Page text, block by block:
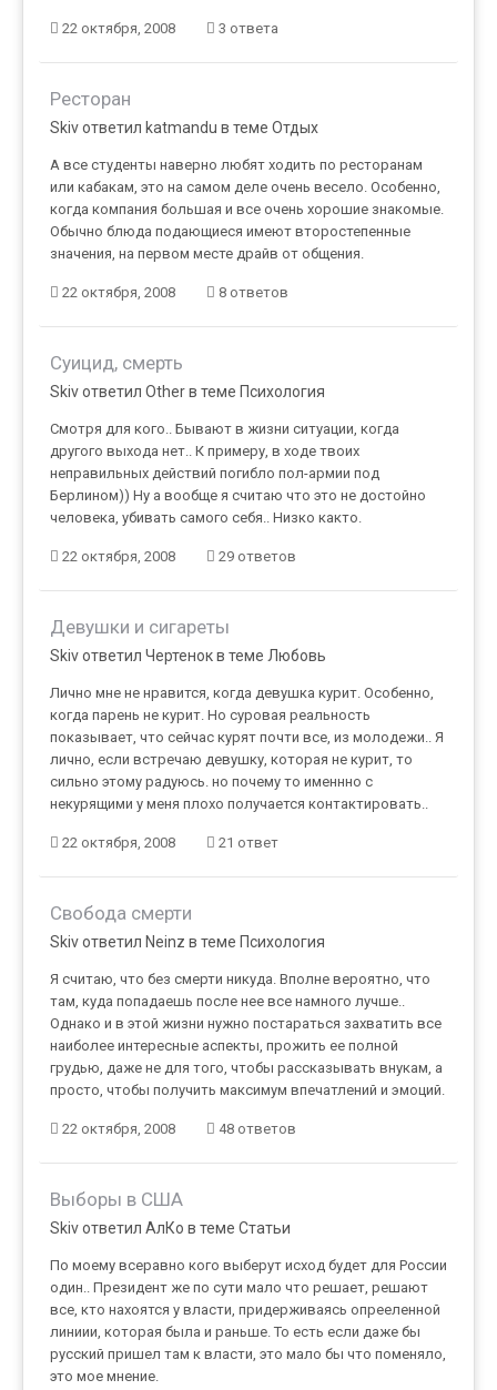
22 октября, 2008 3 ответа
Ресторан
Skiv ответил katmandu в теме Отдых
А все студенты наверно любят ходить по ресторанам
или кабакам, это на самом деле очень весело. Особенно,
когда компания большая и все очень хорошие знакомые.
Обычно блюда подающиеся имеют второстепенные
значения, на первом месте драйв от общения.
22 октября, 2008 8 ответов
Суицид, смерть
Skiv ответил Other в теме Психология
Смотря для кого.. Бывают в жизни ситуации, когда
другого выхода нет.. К примеру, в ходе твоих
неправильных действий погибло пол-армии под
Берлином)) Ну а вообще я считаю что это не достойно
человека, убивать самого себя.. Низко както.
22 октября, 2008 29 ответов
Девушки и сигареты
Skiv ответил Чертенок в теме Любовь
Лично мне не нравится, когда девушка курит. Особенно,
когда парень не курит. Но суровая реальность
показывает, что сейчас курят почти все, из молодежи.. Я
лично, если встречаю девушку, которая не курит, то
сильно этому радуюсь. но почему то именнно с
некурящими у меня плохо получается контактировать..
22 октября, 2008 21 ответ
Свобода смерти
Skiv ответил Neinz в теме Психология
Я считаю, что без смерти никуда. Вполне вероятно, что
там, куда попадаешь после нее все намного лучше..
Однако и в этой жизни нужно постараться захватить все
наиболее интересные аспекты, прожить ее полной
грудью, даже не для того, чтобы рассказывать внукам, а
просто, чтобы получить максимум впечатлений и эмоций.
22 октября, 2008 48 ответов
Выборы в США
Skiv ответил АлКо в теме Статьи
По моему всеравно кого выберут исход будет для России
один.. Президент же по сути мало что решает, решают
все, кто нахоятся у власти, придерживаясь опрееленной
линиии, которая была и раньше. То есть если даже бы
русский пришел там к власти, это мало бы что поменяло,
это мое мнение.